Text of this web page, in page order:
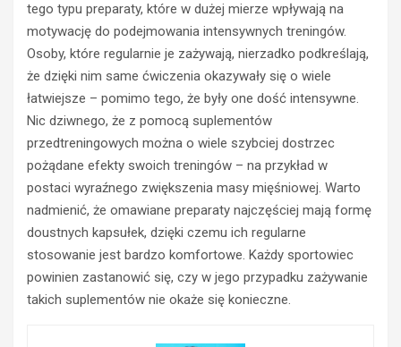
tego typu preparaty, które w dużej mierze wpływają na
motywację do podejmowania intensywnych treningów.
Osoby, które regularnie je zażywają, nierzadko podkreślają,
że dzięki nim same ćwiczenia okazywały się o wiele
łatwiejsze – pomimo tego, że były one dość intensywne.
Nic dziwnego, że z pomocą suplementów
przedtreningowych można o wiele szybciej dostrzec
pożądane efekty swoich treningów – na przykład w
postaci wyraźnego zwiększenia masy mięśniowej. Warto
nadmienić, że omawiane preparaty najczęściej mają formę
doustnych kapsułek, dzięki czemu ich regularne
stosowanie jest bardzo komfortowe. Każdy sportowiec
powinien zastanowić się, czy w jego przypadku zażywanie
takich suplementów nie okaże się konieczne.